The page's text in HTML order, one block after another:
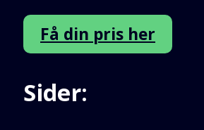
Få din pris her
Sider: